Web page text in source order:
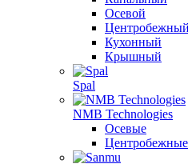
Осевой
Центробежный
Кухонный
Крышный
Spal
NMB Technologies
Осевые
Центробежные